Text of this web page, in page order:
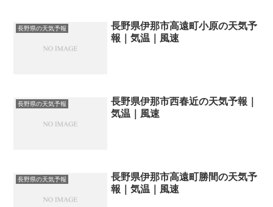
長野県の天気予報
長野県伊那市高遠町小原の天気予
報｜気温｜風速
長野県の天気予報
長野県伊那市西春近の天気予報｜
気温｜風速
長野県の天気予報
長野県伊那市高遠町勝間の天気予
報｜気温｜風速